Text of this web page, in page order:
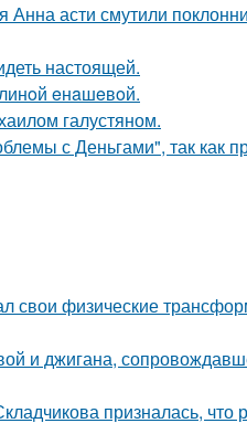
асти смутили
настоящей.
eнaшeвoй.
галустяном.
с Деньгами", так как
свои физические
и джигана,
призналась, что